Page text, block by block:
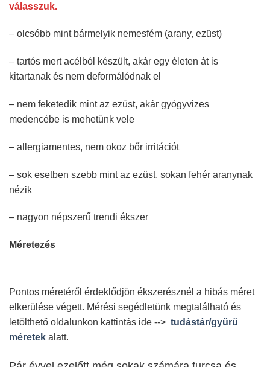
válasszuk.
– olcsóbb mint bármelyik nemesfém (arany, ezüst)
– tartós mert acélból készült, akár egy életen át is
kitartanak és nem deformálódnak el
– nem feketedik mint az ezüst, akár gyógyvizes
medencébe is mehetünk vele
– allergiamentes, nem okoz bőr irritációt
– sok esetben szebb mint az ezüst, sokan fehér aranynak
nézik
– nagyon népszerű trendi ékszer
Méretezés
Pontos méretéről érdeklődjön ékszerésznél a hibás méret
elkerülése végett. Mérési segédletünk megtalálható és
letölthető oldalunkon kattintás ide --> tudástár/gyűrű
méretek alatt.